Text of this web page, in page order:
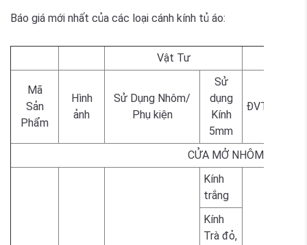
Báo giá mới nhất của các loại cánh kính tủ áo:
Vật Tư
Mã
Sản
Phẩm
Hình
ảnh
Sử Dụng Nhôm/
Phụ kiện
Sử
dụng
Kính
5mm
ĐVT
CỬA MỞ NHÔM BẢN
Kính
trắng
Kính
Trà đỏ,